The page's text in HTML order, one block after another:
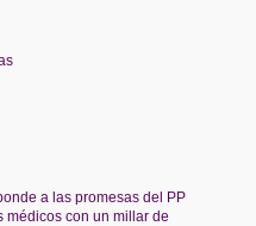
a las promesas del PP
médicos con un millar de